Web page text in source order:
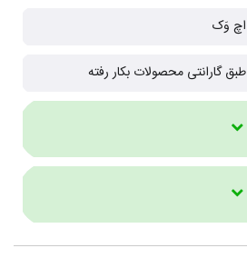
اچ وَک
طبق گارانتی محصولات بکار رفته